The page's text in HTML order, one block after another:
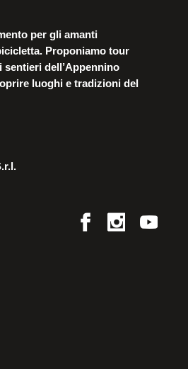
per gli amanti
Proponiamo tour
dell’Appennino
luoghi e tradizioni del